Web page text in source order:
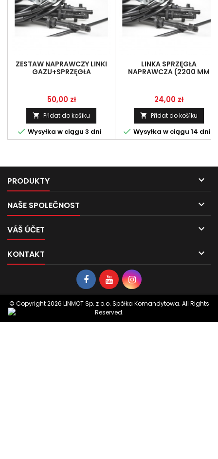
ZESTAW NAPRAWCZY LINKI
GAZU+SPRZĘGŁA
Cena
50,00 zł
 Přidat do košíku
 Wysyłka w ciągu 3 dni
LINKA SPRZĘGŁA
NAPRAWCZA (2200 MM
Cena
24,00 zł
 Přidat do košíku
 Wysyłka w ciągu 14 dni
PRODUKTY 
NAŠE SPOLEČNOST 
VÁŠ ÚČET 
KONTAKT 
© Copyright 2026 LINMOT Sp. z o.o. Spółka Komandytowa. All Rights
Reserved.